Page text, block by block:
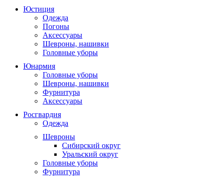
Юстиция
Одежда
Погоны
Аксессуары
Шевроны, нашивки
Головные уборы
Юнармия
Головные уборы
Шевроны, нашивки
Фурнитура
Аксессуары
Росгвардия
Одежда
Шевроны
Сибирский округ
Уральский округ
Головные уборы
Фурнитура